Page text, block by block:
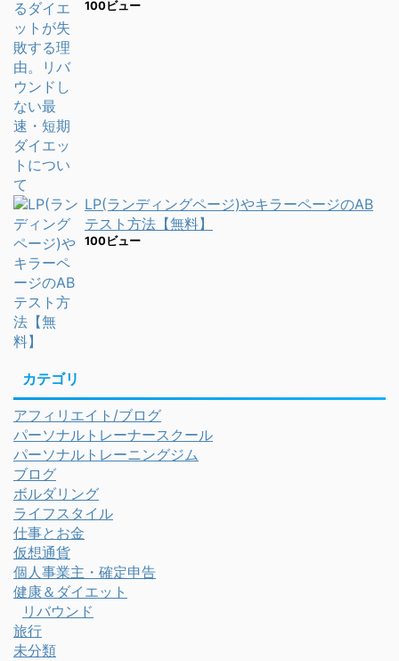
100ビュー
LP(ランディングページ)やキラーページのAB
テスト方法【無料】
100ビュー
カテゴリ
アフィリエイト/ブログ
パーソナルトレーナースクール
パーソナルトレーニングジム
ブログ
ボルダリング
ライフスタイル
仕事とお金
仮想通貨
個人事業主・確定申告
健康＆ダイエット
リバウンド
旅行
未分類